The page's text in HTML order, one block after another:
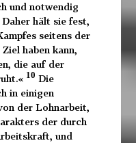
und notwendig
hält sie fest,
seitens der
haben kann,
die auf der
10 Die
in einigen
der Lohnarbeit,
der durch
und